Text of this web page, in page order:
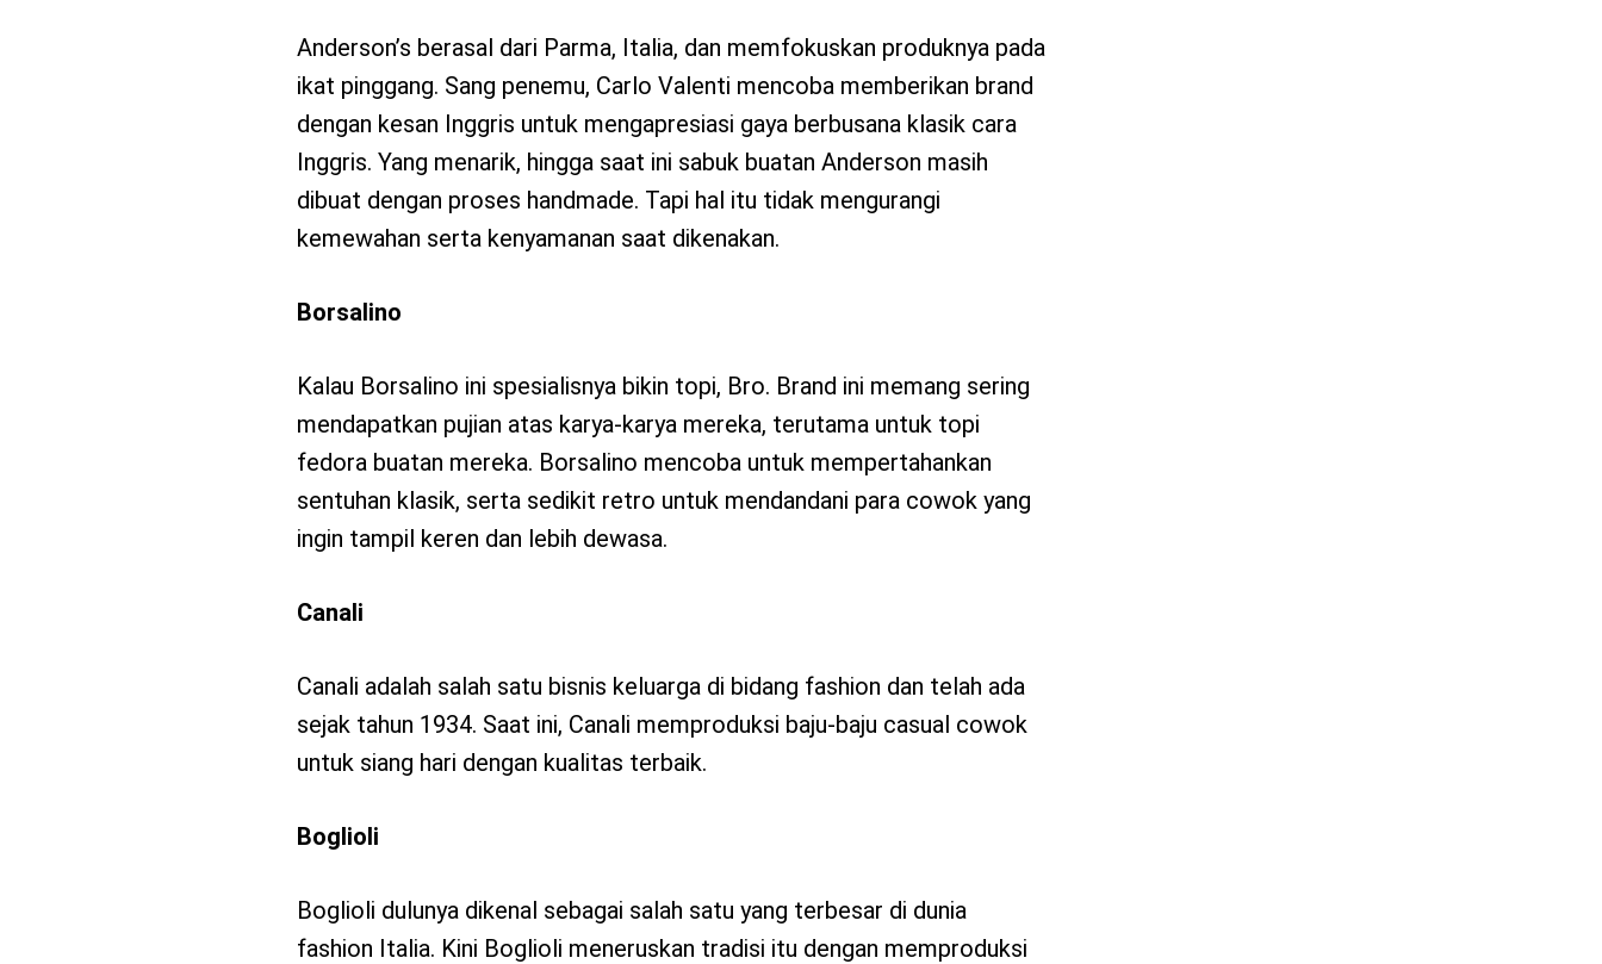
Anderson’s berasal dari Parma, Italia, dan memfokuskan produknya pada
ikat pinggang. Sang penemu, Carlo Valenti mencoba memberikan brand
dengan kesan Inggris untuk mengapresiasi gaya berbusana klasik cara
Inggris. Yang menarik, hingga saat ini sabuk buatan Anderson masih
dibuat dengan proses handmade. Tapi hal itu tidak mengurangi
kemewahan serta kenyamanan saat dikenakan.
Borsalino
Kalau Borsalino ini spesialisnya bikin topi, Bro. Brand ini memang sering
mendapatkan pujian atas karya-karya mereka, terutama untuk topi
fedora buatan mereka. Borsalino mencoba untuk mempertahankan
sentuhan klasik, serta sedikit retro untuk mendandani para cowok yang
ingin tampil keren dan lebih dewasa.
Canali
Canali adalah salah satu bisnis keluarga di bidang fashion dan telah ada
sejak tahun 1934. Saat ini, Canali memproduksi baju-baju casual cowok
untuk siang hari dengan kualitas terbaik.
Boglioli
Boglioli dulunya dikenal sebagai salah satu yang terbesar di dunia
fashion Italia. Kini Boglioli meneruskan tradisi itu dengan memproduksi